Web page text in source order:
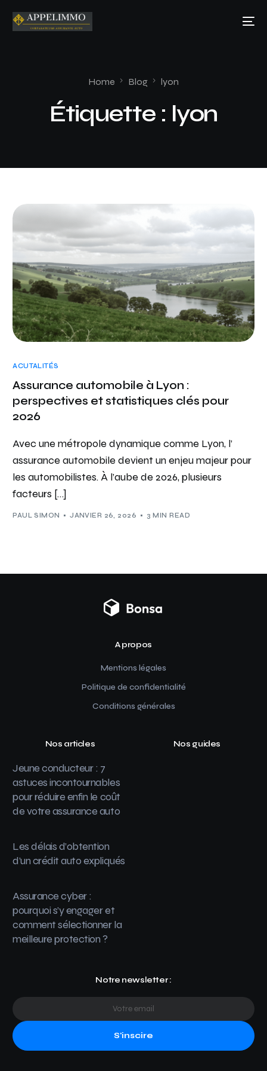
Home Blog lyon
Étiquette : lyon
ACUTALITÉS
Assurance automobile à Lyon :
perspectives et statistiques clés pour
2026
Avec une métropole dynamique comme Lyon, l’
assurance automobile devient un enjeu majeur pour
les automobilistes. À l’aube de 2026, plusieurs
facteurs […]
PAUL SIMON JANVIER 26, 2026 3 MIN READ
A propos
Mentions légales
Politique de confidentialité
Conditions générales
Nos articles
Jeune conducteur : 7
astuces incontournables
pour réduire enfin le coût
de votre assurance auto
Les délais d’obtention
d’un crédit auto expliqués
Assurance cyber :
pourquoi s’y engager et
comment sélectionner la
meilleure protection ?
Nos guides
Notre newsletter :
S'inscire